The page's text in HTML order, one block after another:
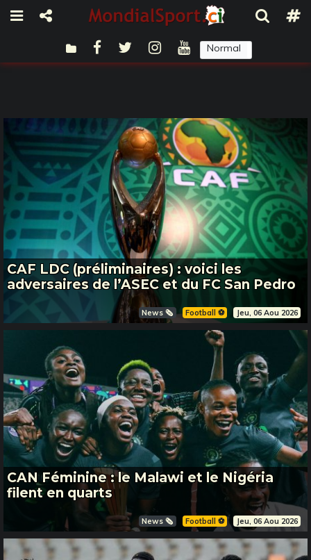
Normal
CAF LDC (préliminaires) : voici les
adversaires de l’ASEC et du FC San Pedro
News 🗞️ Football ⚽️ Jeu, 06 Aou 2026
CAN Féminine : le Malawi et le Nigéria
filent en quarts
News 🗞️ Football ⚽️ Jeu, 06 Aou 2026